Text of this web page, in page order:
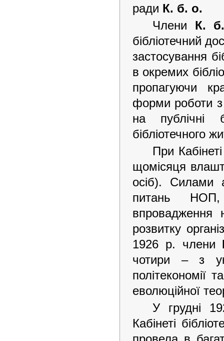
ради К. б. о.
Члени К.
бібліотечний
застосування
в окремих
пропагуючи
форми роботи з
на публічні
бібліотечного
При
щомісяця
осіб). Силами
питань НОП,
впровадження
розвитку
1926 р. члени
чотири – з
політекономії
еволюційної
У грудні
Кабінеті